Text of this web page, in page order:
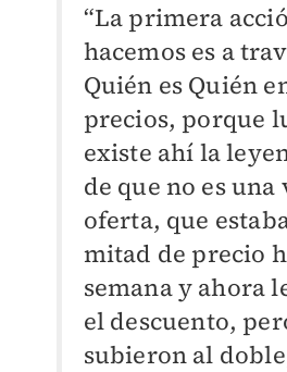
“La primera
hacemos es a
Quién es Quién
precios, porque
existe ahí la
de que no es
oferta, que
mitad de precio
semana y ahora
el descuento,
subieron al